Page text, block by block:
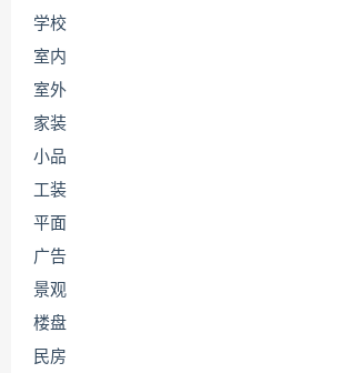
学校
室内
室外
家装
小品
工装
平面
广告
景观
楼盘
民房